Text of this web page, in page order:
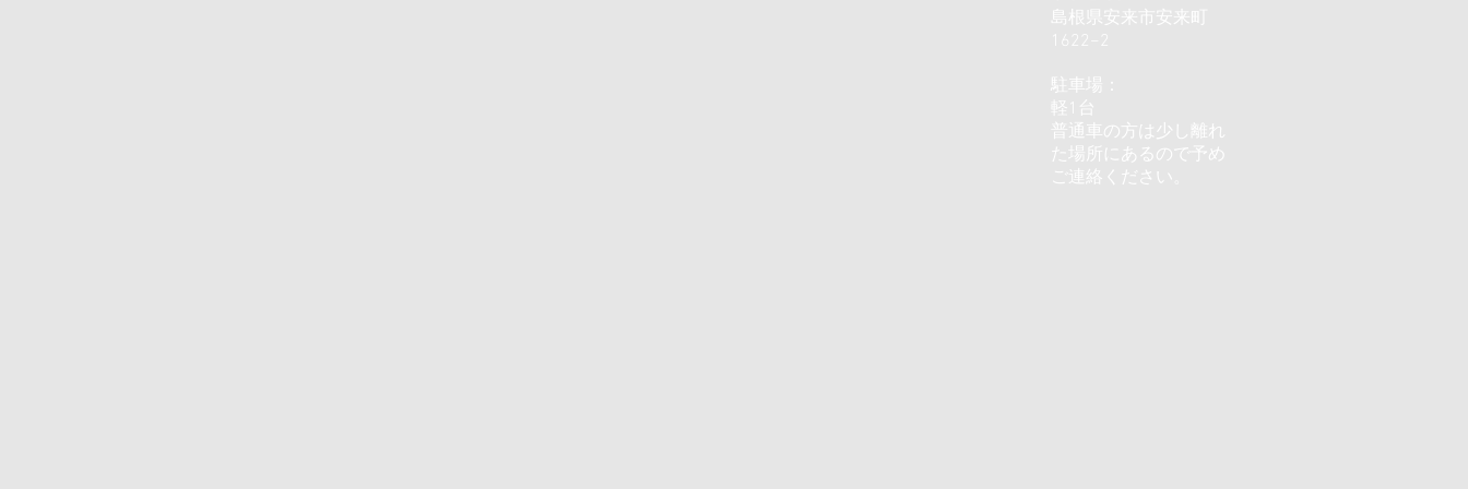
島根県安来市安来町
1622−2
駐車場：
軽1台
普通車の方は少し離れ
た場所にあるので予め
ご連絡ください。